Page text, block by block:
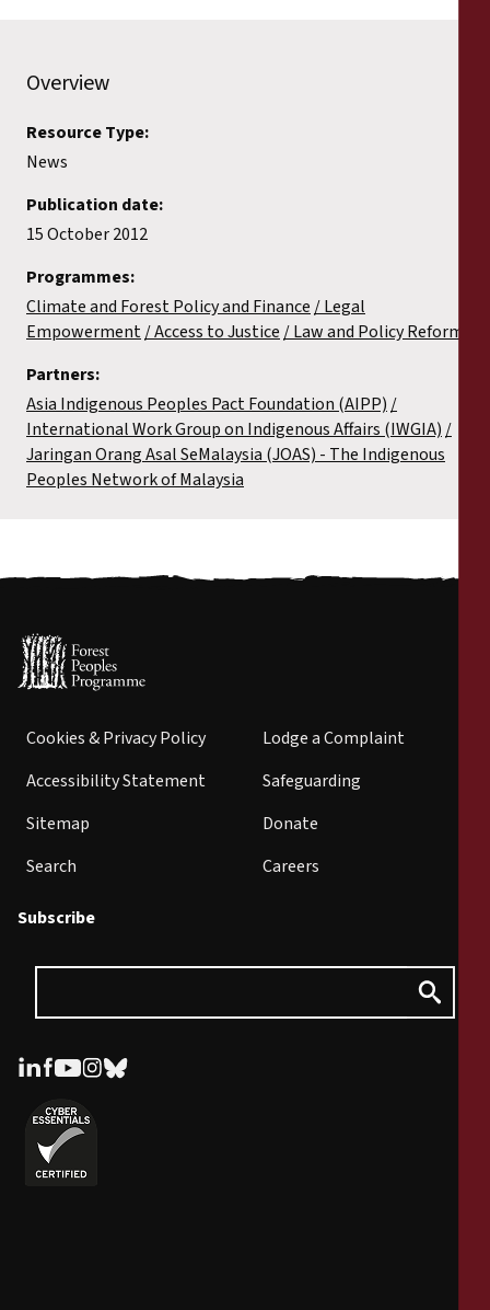
Overview
Resource Type:
News
Publication date:
15 October 2012
Programmes:
Climate and Forest Policy and Finance
Legal
Empowerment Access to Justice
Law and Policy Reform
Partners:
Asia Indigenous Peoples Pact Foundation (AIPP)
International Work Group on Indigenous Affairs (IWGIA)
Jaringan Orang Asal SeMalaysia (JOAS) - The Indigenous
Peoples Network of Malaysia
Cookies & Privacy Policy
Accessibility Statement
Sitemap
Search
Lodge a Complaint
Safeguarding
Donate
Careers
Subscribe